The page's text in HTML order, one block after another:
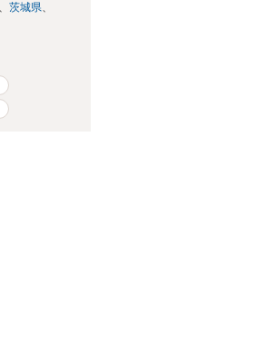
茨城県